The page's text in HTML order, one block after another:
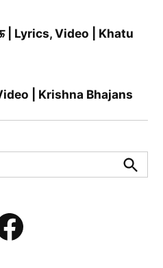
| Lyrics, Video | Khatu
| Krishna Bhajans
Search